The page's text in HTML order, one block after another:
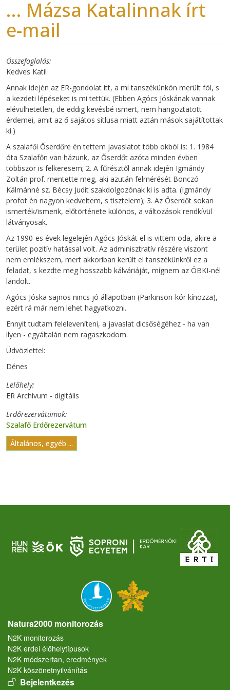
... Mázsa Katalinnak írt
e-mail
Összefoglalás
Kedves Kati!
Annak idején az ER-gondolat itt, a mi tanszékünkön merült föl, s
a kezdeti lépéseket is mi tettük. (Ebben Agócs Jóskának vannak
elévülhetetlen, de eddig kevésbé ismert, nem hangoztatott
érdemei, amit az ő sajátos sítlusa miatt aztán mások sajátítottak
ki.)
A szalafői Őserdőre én tettem javaslatot több okból is: 1. 1984
óta Szalafőn van házunk, az Őserdőt azóta minden évben
többször is felkeresem; 2. A fűrésztől annak idején Igmándy
Zoltán prof. mentette meg, aki azután felmérését Bonczó
Kálmánné sz. Bécsy Judit szakdolgozónak ki is adta. (Igmándy
profot én nagyon kedveltem, s tisztelem); 3. Az Őserdőt sokan
ismerték/ismerik, előtörténete különös, a változások rendkívül
látványosak.
Az 1990-es évek legelején Agócs Jóskát el is vittem oda, akire a
terület pozitív hatással volt. Az adminisztratív részére viszont
nem emlékszem, mert akkoriban került el tanszékünkről ez a
feladat, s kezdte meg hosszabb kálváriáját, mígnem az ÖBKI-nél
landolt.
Agócs Jóska sajnos nincs jó állapotban (Parkinson-kór kínozza),
ezért rá már nem lehet hagyatkozni.
Ennyit tudtam feleleveníteni, a javaslat dicsőségéhez - ha van
ilyen - egyáltalán nem ragaszkodom.
Üdvözlettel:
Dénes
Lelőhely
ER Archívum - digitális
Erdőrezervátumok
Szalafő Erdőrezervátum
Általános, egyéb ...
Natura2000 monitorozás
N2K monitorozás
N2K erdei élőhelytípusok
N2K módszertan, eredmények
N2K köszönetnyilvánítás
User account menu
Bejelentkezés